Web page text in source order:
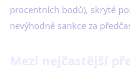
procentních bodů), skryté
nevýhodné sankce za